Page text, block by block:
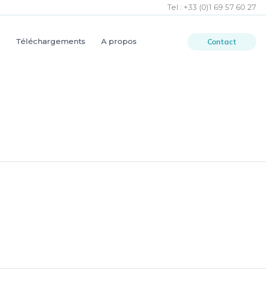
Tel : +33 (0)1 69 57 60 27
Téléchargements A propos Contact